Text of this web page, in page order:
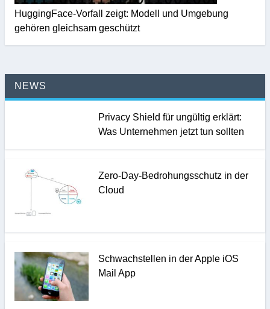
HuggingFace-Vorfall zeigt: Modell und Umgebung
gehören gleichsam geschützt
NEWS
Privacy Shield für ungültig erklärt:
Was Unternehmen jetzt tun sollten
Zero-Day-Bedrohungsschutz in der
Cloud
Schwachstellen in der Apple iOS
Mail App